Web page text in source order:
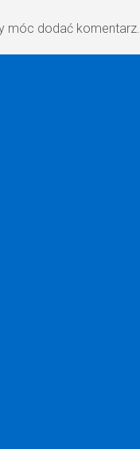
móc dodać komentarz.